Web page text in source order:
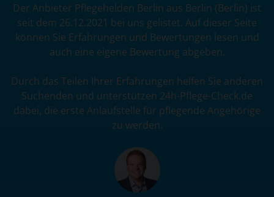
Der Anbieter Pflegehelden Berlin aus Berlin (Berlin) ist
seit dem 26.12.2021 bei uns gelistet. Auf dieser Seite
können Sie Erfahrungen und Bewertungen lesen und
auch eine eigene Bewertung abgeben.
Durch das Teilen Ihrer Erfahrungen helfen Sie anderen
Suchenden und unterstützen 24h-Pflege-Check.de
dabei, die erste Anlaufstelle für pflegende Angehörige
zu werden.